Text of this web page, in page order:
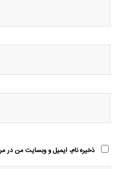
ذخیره نام، ایمیل و وبسایت من در